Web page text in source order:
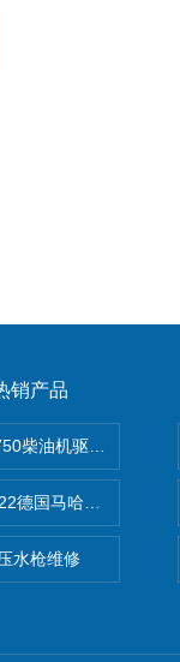
销产品
柴油机驱动高压清洗
德国马哈高压清洗机
水枪维修